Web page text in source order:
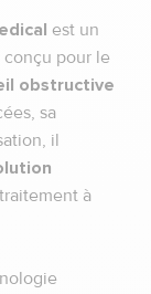
est un
conçu pour le
obstructive
sa
il
à